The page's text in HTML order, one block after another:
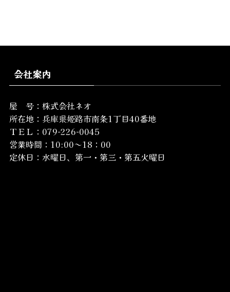
会社案内
屋 号：株式会社ネオ
所在地： 兵庫県姫路市南条1丁目40番地
ＴＥＬ：079-226-0045
営業時間：10:00～18：00
定休日：水曜日、第一・第三・第五火曜日